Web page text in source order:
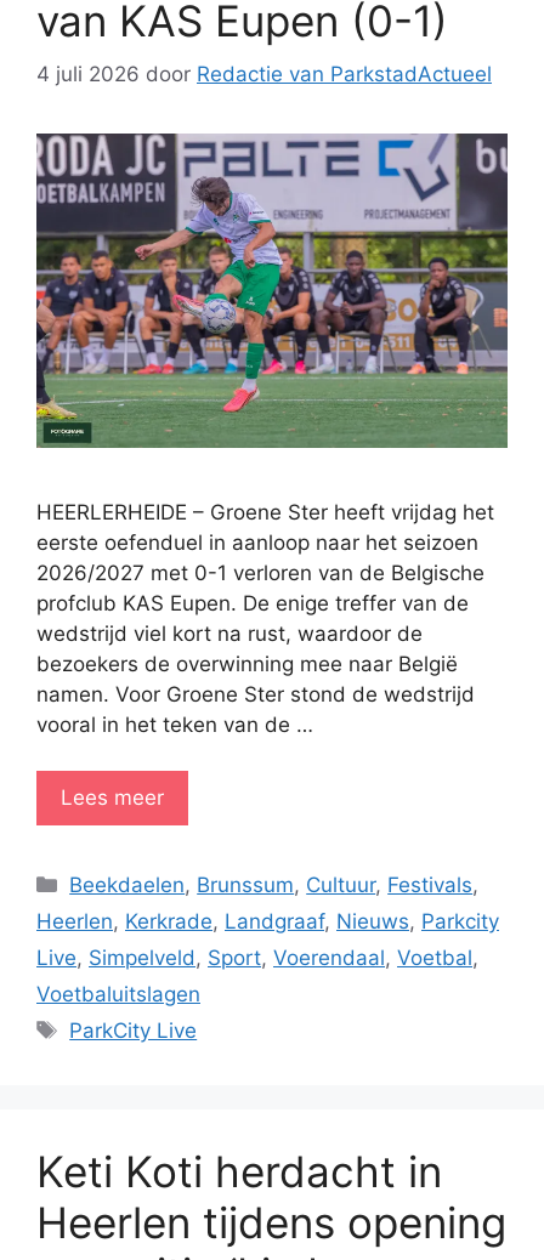
van KAS Eupen (0-1)
4 juli 2026 door Redactie van ParkstadActueel
HEERLERHEIDE – Groene Ster heeft vrijdag het
eerste oefenduel in aanloop naar het seizoen
2026/2027 met 0-1 verloren van de Belgische
profclub KAS Eupen. De enige treffer van de
wedstrijd viel kort na rust, waardoor de
bezoekers de overwinning mee naar België
namen. Voor Groene Ster stond de wedstrijd
vooral in het teken van de …
Lees meer
Categorieën
Beekdaelen, Brunssum, Cultuur, Festivals,
Heerlen, Kerkrade, Landgraaf, Nieuws, Parkcity
Live, Simpelveld, Sport, Voerendaal, Voetbal,
Voetbaluitslagen
Tags
ParkCity Live
Keti Koti herdacht in
Heerlen tijdens opening